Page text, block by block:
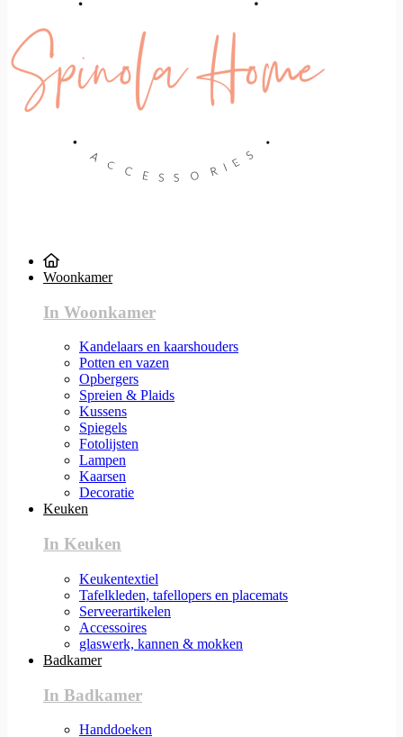
Woonkamer
In Woonkamer
Kandelaars en kaarshouders
Potten en vazen
Opbergers
Spreien & Plaids
Kussens
Spiegels
Fotolijsten
Lampen
Kaarsen
Decoratie
Keuken
In Keuken
Keukentextiel
Tafelkleden, tafellopers en placemats
Serveerartikelen
Accessoires
glaswerk, kannen & mokken
Badkamer
In Badkamer
Handdoeken